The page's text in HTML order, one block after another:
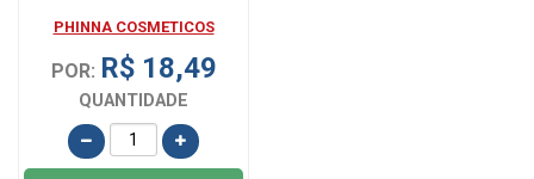
PHINNA COSMETICOS
POR: R$ 18,49
QUANTIDADE